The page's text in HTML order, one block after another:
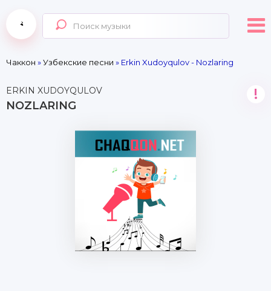
Чаккон »Узбекские песни » Erkin Xudoyqulov - Nozlaring
ERKIN XUDOYQULOV
NOZLARING
!